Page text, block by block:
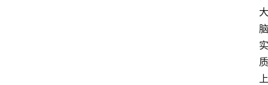
大
脑
实
质
上